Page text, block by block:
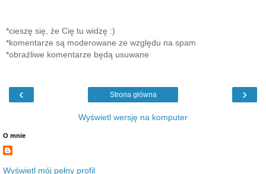
*cieszę się, że Cię tu widzę :)
*komentarze są moderowane ze względu na spam
*obraźliwe komentarze będą usuwane
‹ ›
Strona główna
Wyświetl wersję na komputer
O mnie
Wyświetl mój pełny profil